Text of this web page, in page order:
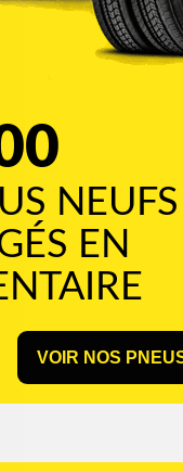
EN
VOIR NOS